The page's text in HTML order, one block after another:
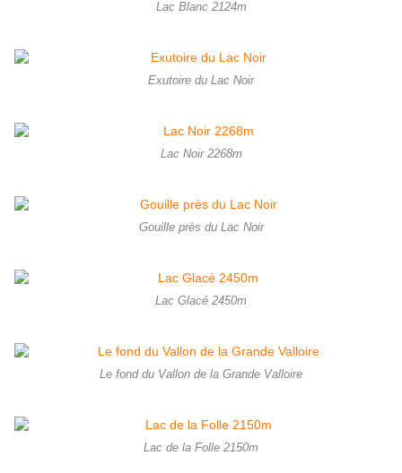
Lac Blanc 2124m
Exutoire du Lac Noir
Lac Noir 2268m
Gouille près du Lac Noir
Lac Glacé 2450m
Le fond du Vallon de la Grande Valloire
Lac de la Folle 2150m